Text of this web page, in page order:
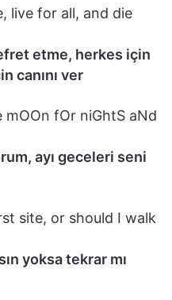
live for all, and die
etme, herkes için
canını ver
fOr niGhtS aNd
ayı geceleri seni
site, or should I walk
yoksa tekrar mı